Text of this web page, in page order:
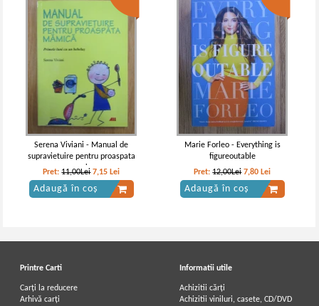
Serena Viviani - Manual de
supravietuire pentru proaspata
mamica
Pret:11,00Lei 7,15 Lei
Adaugă în coș
Marie Forleo - Everything is
figureoutable
Pret:12,00Lei 7,80 Lei
Adaugă în coș
Printre Carti
Carți la reducere
Arhivă carți
Informatii utile
Achizitii cărți
Achizitii viniluri, casete, CD/DVD